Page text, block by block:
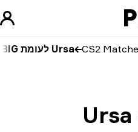
CS2 Ursa לעומת BIG